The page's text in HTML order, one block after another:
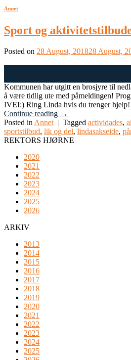
Annet
Sport og
Posted on 28 August, 201828 August,
Kommunen har utgitt en brosjyre til
å være tidlig ute med påmeldingen!
IVEI:) Ring Linda hvis du trenger hjelp!
Continue reading →
Posted in Annet | Tagged actividades,
sportstilbud, lik og del, lindasakseide,
REKTORS HJØRNE
2020
2021
2022
2023
2024
2025
2026
ARKIV
2013
2014
2015
2016
2017
2018
2019
2020
2021
2022
2023
2024
2025